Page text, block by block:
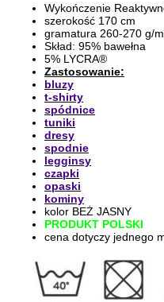
Wykończenie
szerokość 170 cm
gramatura 260-270 g/
Skład: 95% bawełna
5% LYCRA®
Zastosowanie:
bluzy
t-shirty
spódnice
tuniki
dresy
spodnie
legginsy
czapki
opaski
kominy
kolor BEŻ JASNY
PRODUKT POLSKI
cena dotyczy jednego